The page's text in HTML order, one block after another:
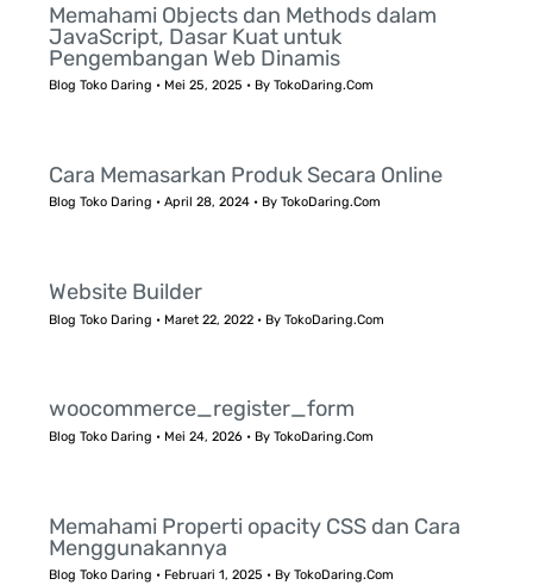
Memahami Objects dan Methods dalam
JavaScript, Dasar Kuat untuk
Pengembangan Web Dinamis
Blog Toko Daring • Mei 25, 2025 • ByTokoDaring.Com
Cara Memasarkan Produk Secara Online
Blog Toko Daring •April 28, 2024 • ByTokoDaring.Com
Website Builder
Blog Toko Daring • Maret 22, 2022 • ByTokoDaring.Com
woocommerce_register_form
Blog Toko Daring • Mei 24, 2026 • ByTokoDaring.Com
Memahami Properti opacity CSS dan Cara
Menggunakannya
Blog Toko Daring • Februari 1, 2025 • ByTokoDaring.Com